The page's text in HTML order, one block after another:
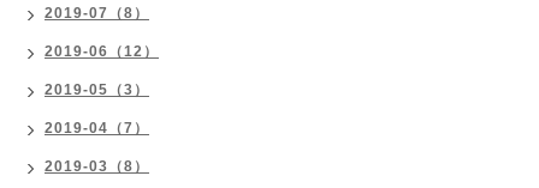
2019-07（8）
2019-06（12）
2019-05（3）
2019-04（7）
2019-03（8）